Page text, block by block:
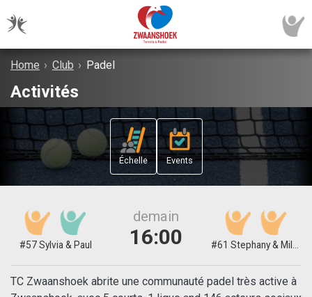
Home › Club › Padel
Activités
Échelle Events
#57 Sylvia & Paul
demain
16:00
TC Zwaanshoek abrite une communauté padel très active à